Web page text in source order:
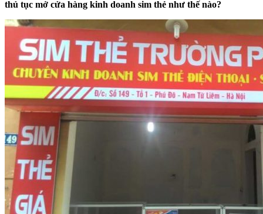
thủ tục mở cửa hàng kinh doanh sim thẻ như thế nào?